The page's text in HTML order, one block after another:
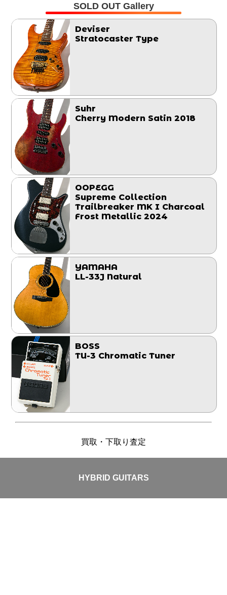
SOLD OUT Gallery
Deviser
Stratocaster Type
Suhr
Cherry Modern Satin 2018
OOPEGG
Supreme Collection
Trailbreaker MK I Charcoal
Frost Metallic 2024
YAMAHA
LL-33J Natural
BOSS
TU-3 Chromatic Tuner
買取・下取り査定
HYBRID GUITARS